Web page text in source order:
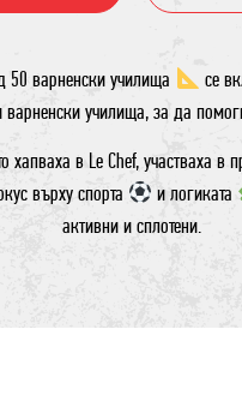
50 варненски училища
се
училища, за да
хапваха в Le Chef, участваха в
върху спорта
и логиката
активни и сплотени.